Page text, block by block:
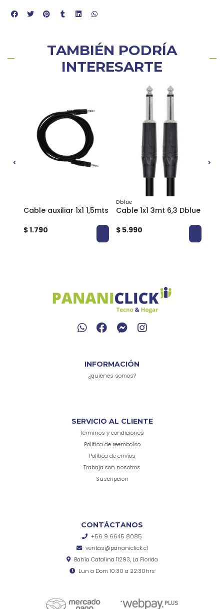
TAMBIÉN PODRÍA
INTERESARTE
Cable auxiliar 1x1 1,5mts
$ 1.790
Dblue
Cable 1x1 3mt 6,3 Dblue
$ 5.990
INFORMACIÓN
¿quienes somos?
SERVICIO AL CLIENTE
Términos y condiciones
Política de reembolso
Política de envíos
Trabaja con nosotros
Suscripción
CONTÁCTANOS
+56 9 6645 8085
ventas@pananiclick.cl
Bahía Catalina 11293, La Florida
Lun a Dom 10:30 a 22:30hrs